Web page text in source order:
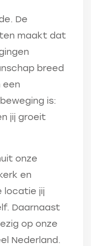
De
maakt dat
breed
een
is:
jij groeit
onze
en
locatie jij
Daarnaast
op onze
Nederland.